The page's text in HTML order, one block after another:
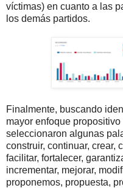
víctimas) en cuanto a las
los demás partidos.
Finalmente, buscando
mayor enfoque
seleccionaron algunas
construir, continuar, crear,
facilitar, fortalecer,
incrementar, mejorar,
proponemos, propuesta,